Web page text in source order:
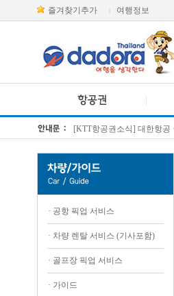
즐겨찾기추가 여행정보
[KTT항공권소식] 대한항공
· 공항 픽업 서비스
· 차량 렌탈 서비스 (기사포함)
· 골프장 픽업 서비스
· 가이드